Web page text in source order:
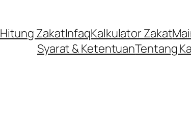
Hitung ZakatInfaqKalkulator Zakat
Syarat & KetentuanTentang